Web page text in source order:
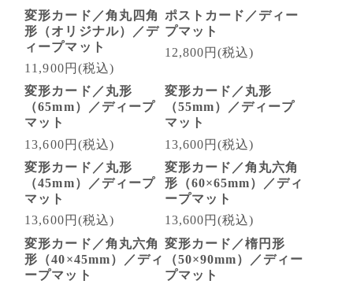
変形カード／角丸四角
形（オリジナル）／デ
ィープマット
11,900円(税込)
ポストカード／ディー
プマット
12,800円(税込)
変形カード／丸形
（65mm）／ディープ
マット
13,600円(税込)
変形カード／丸形
（55mm）／ディープ
マット
13,600円(税込)
変形カード／丸形
（45mm）／ディープ
マット
13,600円(税込)
変形カード／角丸六角
形（60×65mm）／ディ
ープマット
13,600円(税込)
変形カード／角丸六角
形（40×45mm）／ディ
ープマット
変形カード／楕円形
（50×90mm）／ディー
プマット